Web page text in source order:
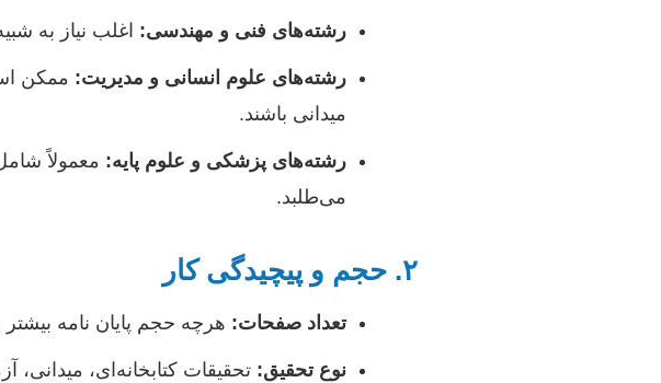
رشته‌های فنی و مهندسی: اغلب نیاز به
رشته‌های علوم انسانی و مدیریت: ممکن
میدانی باشند.
رشته‌های پزشکی و علوم پایه: معمولاً
می‌طلبد.
۲. حجم و پیچیدگی کار
تعداد صفحات: هرچه حجم پایان نامه
نوع تحقیق: تحقیقات کتابخانه‌ای،